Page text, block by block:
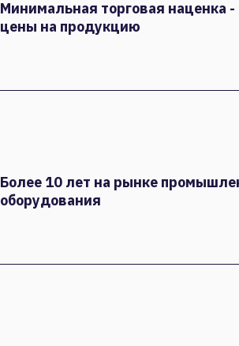
Минимальная торговая наценка
цены на продукцию
Более 10 лет на рынке
оборудования